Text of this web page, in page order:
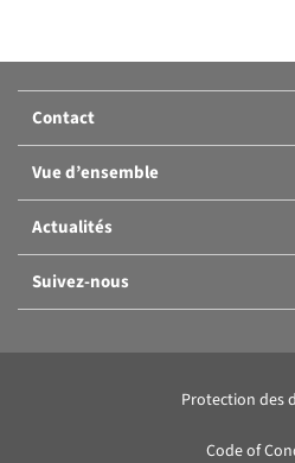
Comparer les produits:
Ou ajouter un autre produit.
Contact
Vue d’ensemble
Actualités
Suivez-nous
Protection des
Code of